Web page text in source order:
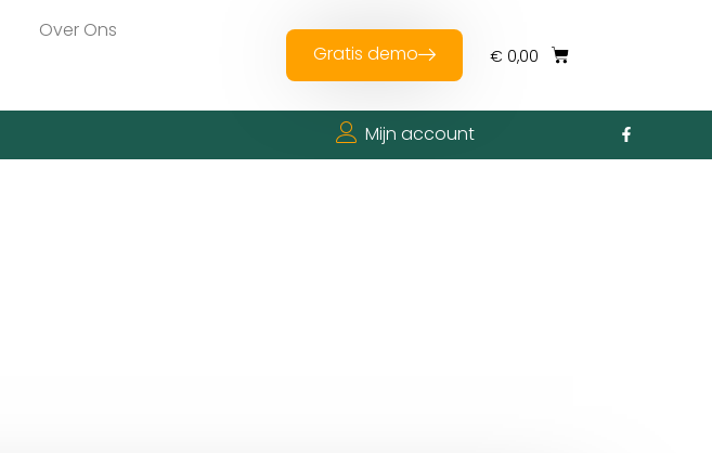
Over Ons
Gratis demo € 0,00
Mijn account